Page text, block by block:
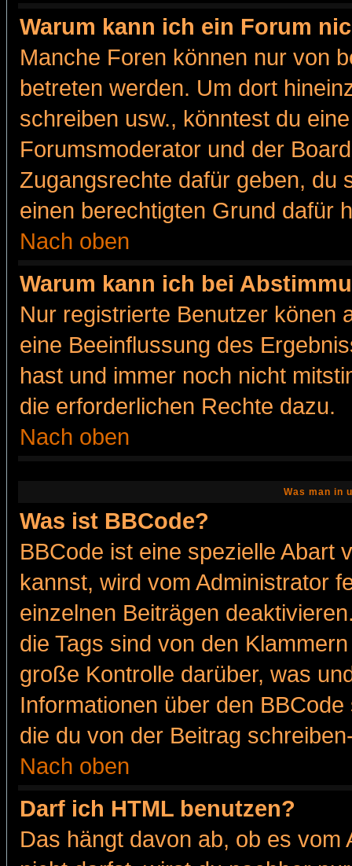
Warum kann ich ein Forum
Manche Foren können nur von
betreten werden. Um dort
schreiben usw., könntest du
Forumsmoderator und der
Zugangsrechte dafür geben, du
einen berechtigten Grund dafür
Nach oben
Warum kann ich bei
Nur registrierte Benutzer könen
eine Beeinflussung des
hast und immer noch nicht
die erforderlichen Rechte dazu.
Nach oben
Was man in
Was ist BBCode?
BBCode ist eine spezielle Abart
kannst, wird vom Administrator
einzelnen Beiträgen
die Tags sind von den
große Kontrolle darüber, was
Informationen über den
die du von der Beitrag
Nach oben
Darf ich HTML benutzen?
Das hängt davon ab, ob es